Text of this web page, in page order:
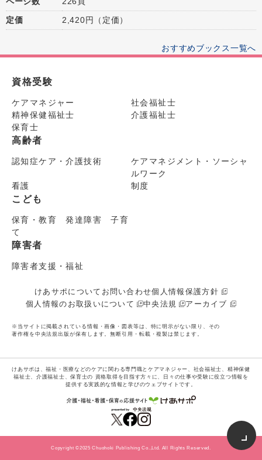
定価
2,420円（定価）
おすすめブックス一覧へ
資格受験
ケアマネジャー
社会福祉士
精神保健福祉士
介護福祉士
保育士
高齢者
認知症ケア・介護技術
ケアマネジメント・ソーシャ
ルワーク
看護
制度
こども
保育・教育 発達障害 子育
て
障害者
障害者支援・福祉
けあサポについて お問い合わせ個人情報保護方針
個人情報のお取扱いについて
中央法規 アーカイブ
※当サイトに掲載されている情報・画像・図表等は、特に明示がない限り、その
著作権を中央法規出版が保有します。無断引用・転載・複製は禁じます。
けあサポは、福祉・医療などのケアに関わる専門職とケアマネジャー、社会福祉士、精神保健
福祉士、介護福祉士、保育士の 資格取得を目指す方々に、日々の仕事や受験に役立つ情報を
提供する実践的な情報と学びのウェブサイトです。
Copyright ©2025 Chuohoki Publishing Co.,Ltd. All Rights Reserved.